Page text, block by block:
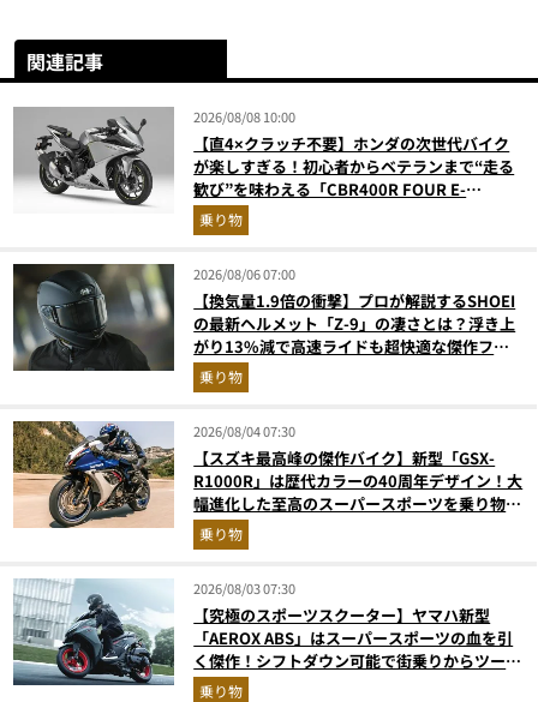
関連記事
2026/08/08 10:00
【直4×クラッチ不要】ホンダの次世代バイク
が楽しすぎる！初心者からベテランまで“走る
歓び”を味わえる「CBR400R FOUR E-
Clutch」を徹底解説
乗り物
2026/08/06 07:00
【換気量1.9倍の衝撃】プロが解説するSHOEI
の最新ヘルメット「Z-9」の凄さとは？浮き上
がり13%減で高速ライドも超快適な傑作フル
フェイス
乗り物
2026/08/04 07:30
【スズキ最高峰の傑作バイク】新型「GSX-
R1000R」は歴代カラーの40周年デザイン！大
幅進化した至高のスーパースポーツを乗り物ラ
イターが解説
乗り物
2026/08/03 07:30
【究極のスポーツスクーター】ヤマハ新型
「AEROX ABS」はスーパースポーツの血を引
く傑作！シフトダウン可能で街乗りからツーリ
ングまで最強
乗り物